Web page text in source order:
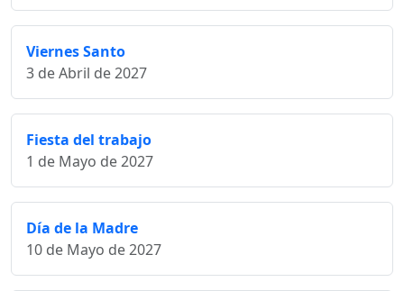
Viernes Santo
3 de Abril de 2027
Fiesta del trabajo
1 de Mayo de 2027
Día de la Madre
10 de Mayo de 2027